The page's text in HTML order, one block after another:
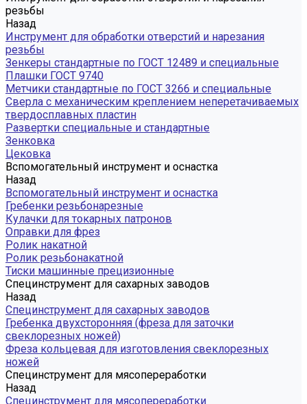
резьбы
Назад
Инструмент для обработки отверстий и нарезания
резьбы
Зенкеры стандартные по ГОСТ 12489 и специальные
Плашки ГОСТ 9740
Метчики стандартные по ГОСТ 3266 и специальные
Сверла с механическим креплением неперетачиваемых
твердосплавных пластин
Развертки специальные и стандартные
Зенковка
Цековка
Вспомогательный инструмент и оснастка
Назад
Вспомогательный инструмент и оснастка
Гребенки резьбонарезные
Кулачки для токарных патронов
Оправки для фрез
Ролик накатной
Ролик резьбонакатной
Тиски машинные прецизионные
Специнструмент для сахарных заводов
Назад
Специнструмент для сахарных заводов
Гребенка двухсторонняя (фреза для заточки
свеклорезных ножей)
Фреза кольцевая для изготовления свеклорезных
ножей
Специнструмент для мясопереработки
Назад
Специнструмент для мясопереработки